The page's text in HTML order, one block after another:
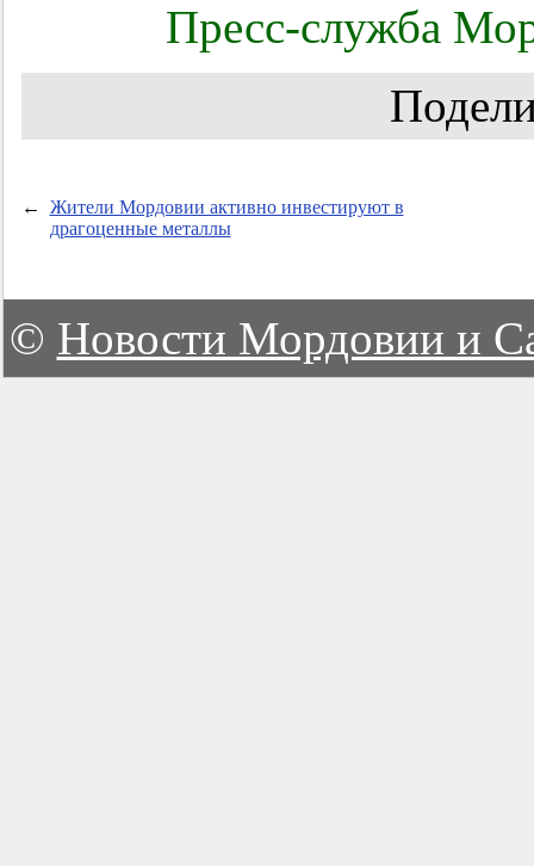
Пресс-служба
←
Жители Мордовии активно инвестируют в
драгоценные металлы
© Новости Мордовии и